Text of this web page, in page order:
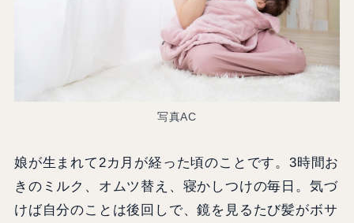
写真AC
娘が生まれて2カ月が経った頃のことです。3時間お
きのミルク、オムツ替え、寝かしつけの毎日。気づ
けば自分のことは後回しで、鏡を見るたび髪がボサ